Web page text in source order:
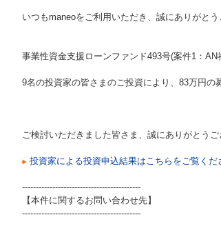
いつもmaneoをご利用いただき、誠にありがとう
事業性資金支援ローンファンド493号(案件1：AN
9名の投資家の皆さまのご投資により、83万円の
ご検討いただきました皆さま、誠にありがとうご
投資家による投資申込結果はこちらをご覧くだ
-------------------------------------------
【本件に関するお問い合わせ先】
-------------------------------------------